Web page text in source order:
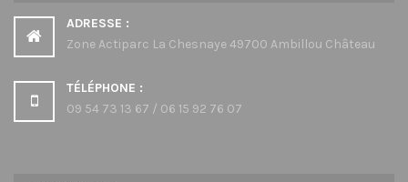
ADRESSE :
Zone Actiparc La Chesnaye 49700 Ambillou Château
TÉLÉPHONE :
09 54 73 13 67 / 06 15 92 76 07